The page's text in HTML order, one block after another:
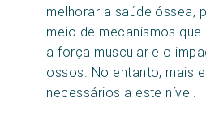
melhorar a saúde óssea,
meio de mecanismos que
a força muscular e o
ossos. No entanto, mais
necessários a este nível.